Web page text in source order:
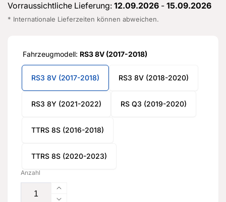
Vorraussichtliche Lieferung: 12.09.2026 - 15.09.2026
* Internationale Lieferzeiten können abweichen.
Fahrzeugmodell: RS3 8V (2017-2018)
RS3 8V (2017-2018) RS3 8V (2018-2020)
RS3 8Y (2021-2022) RS Q3 (2019-2020)
TTRS 8S (2016-2018)
TTRS 8S (2020-2023)
Anzahl
Erhöhe